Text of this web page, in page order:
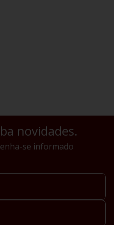
novidades.
se informado